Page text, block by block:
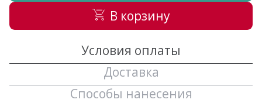
В корзину
Условия оплаты
Доставка
Способы нанесения